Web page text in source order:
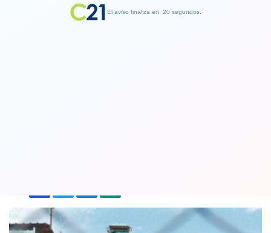
El aviso finaliza en: 19 segundos.